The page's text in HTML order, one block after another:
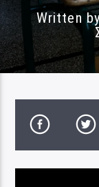
Written